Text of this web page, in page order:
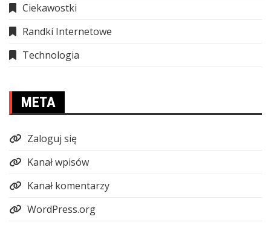
Ciekawostki
Randki Internetowe
Technologia
META
Zaloguj się
Kanał wpisów
Kanał komentarzy
WordPress.org